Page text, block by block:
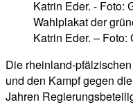
Wahlplakat der
Katrin Eder. – Foto:
Die rheinland-
und den Kampf gegen
Jahren